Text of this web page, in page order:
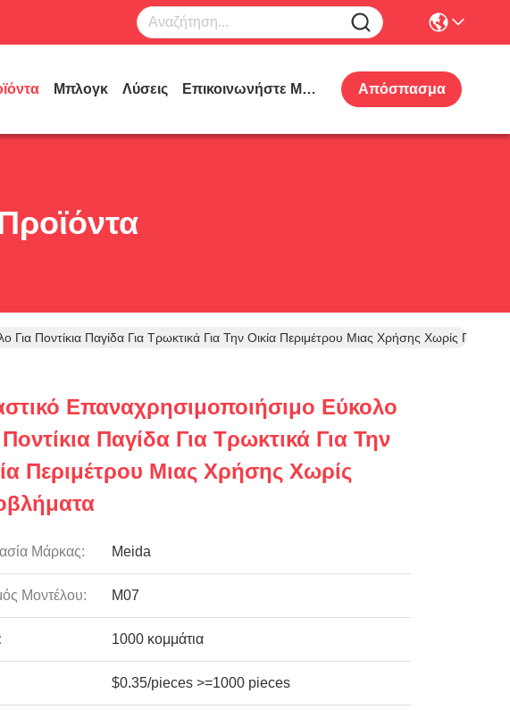
Μπλογκ Λύσεις Επικοινωνήστε Μαζί Μας Απόσπασμα
Για Ποντίκια Παγίδα Για Τρωκτικά Για Την Οικία Περιμέτρου Μιας Χρήσης Χωρίς
Επαναχρησιμοποιήσιμο Εύκολο
Ποντίκια Παγίδα Για Τρωκτικά Για Την
Περιμέτρου Μιας Χρήσης Χωρίς
Μάρκας: Meida
Μοντέλου: M07
1000 κομμάτια
$0.35/pieces >=1000 pieces